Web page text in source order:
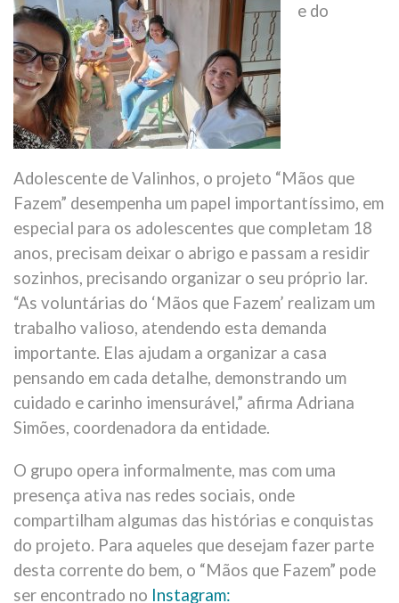
e do
Adolescente de Valinhos, o projeto “Mãos que
Fazem” desempenha um papel importantíssimo, em
especial para os adolescentes que completam 18
anos, precisam deixar o abrigo e passam a residir
sozinhos, precisando organizar o seu próprio lar.
“As voluntárias do ‘Mãos que Fazem’ realizam um
trabalho valioso, atendendo esta demanda
importante. Elas ajudam a organizar a casa
pensando em cada detalhe, demonstrando um
cuidado e carinho imensurável,” afirma Adriana
Simões, coordenadora da entidade.
O grupo opera informalmente, mas com uma
presença ativa nas redes sociais, onde
compartilham algumas das histórias e conquistas
do projeto. Para aqueles que desejam fazer parte
desta corrente do bem, o “Mãos que Fazem” pode
ser encontrado no Instagram: